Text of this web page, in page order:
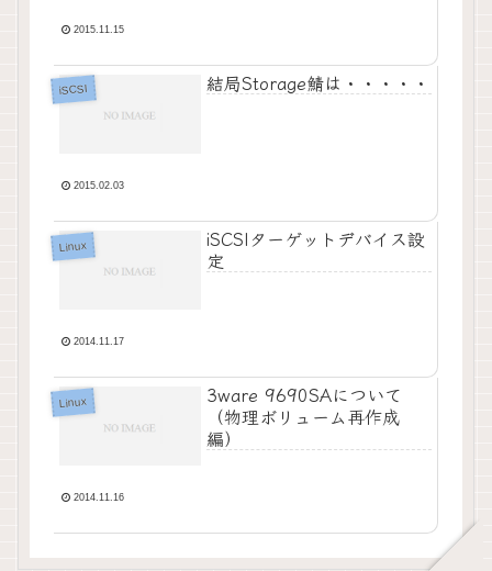
2015.11.15
iSCSI 結局Storage鯖は・・・・・
2015.02.03
Linux
iSCSIターゲットデバイス設
定
2014.11.17
Linux
3ware 9690SAについて
（物理ボリューム再作成
編）
2014.11.16